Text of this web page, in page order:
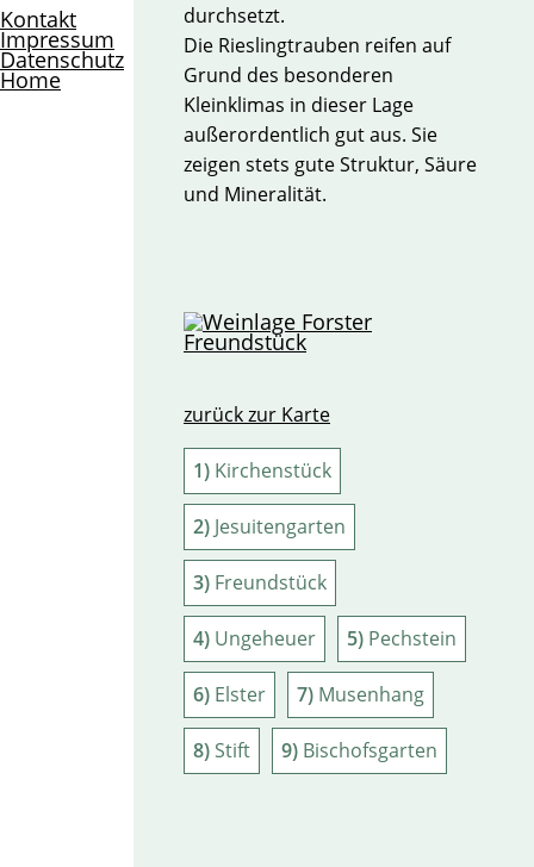
Kontakt
Impressum
Datenschutz
Home
durchsetzt.
Die Rieslingtrauben reifen auf
Grund des besonderen
Kleinklimas in dieser Lage
außerordentlich gut aus. Sie
zeigen stets gute Struktur, Säure
und Mineralität.
zurück zur Karte
1) Kirchenstück
2) Jesuitengarten
3) Freundstück
4) Ungeheuer 5) Pechstein
6) Elster 7) Musenhang
8)Stift 9) Bischofsgarten